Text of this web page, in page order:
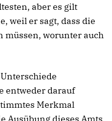
aber es gilt
weil er sagt, dass die
müssen, worunter auch
entweder darauf
Merkmal